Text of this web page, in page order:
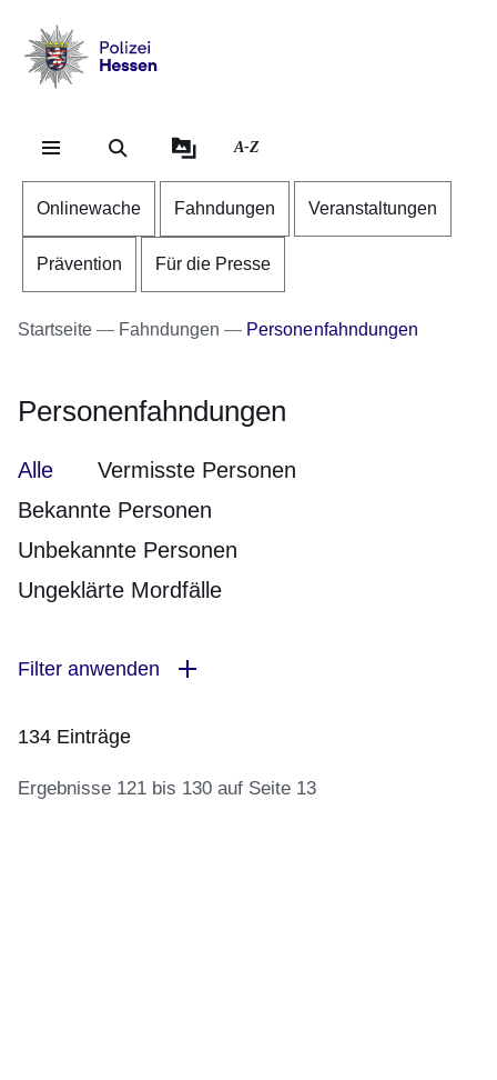
Hessen
A-Z
Onlinewache Fahndungen Veranstaltungen
Prävention Für die Presse
Startseite Fahndungen Personenfahndungen
Personenfahndungen
Alle
Vermisste Personen
Bekannte Personen
Unbekannte Personen
Ungeklärte Mordfälle
Filter anwenden
134 Einträge
Ergebnisse 121 bis 130 auf Seite 13